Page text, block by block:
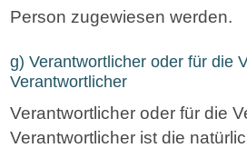
Person zugewiesen werden.
g) Verantwortlicher oder für die
Verantwortlicher
Verantwortlicher oder für die
Verantwortlicher ist die